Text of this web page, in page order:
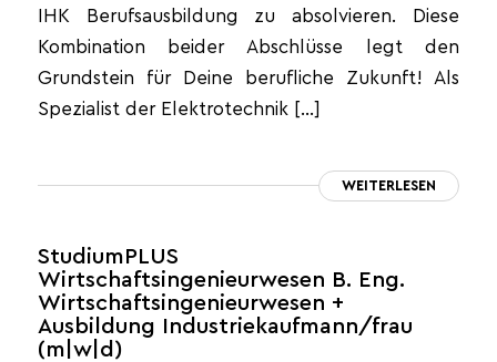
IHK Berufsausbildung zu absolvieren. Diese
Kombination beider Abschlüsse legt den
Grundstein für Deine berufliche Zukunft! Als
Spezialist der Elektrotechnik […]
WEITERLESEN
StudiumPLUS
Wirtschaftsingenieurwesen B. Eng.
Wirtschaftsingenieurwesen +
Ausbildung Industriekaufmann/frau
(m|w|d)